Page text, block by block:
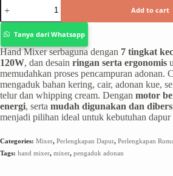
Add to cart
Tanya dari Whatsapp
Hand Mixer serbaguna dengan 7 tingkat
120W, dan desain ringan serta ergonomis
memudahkan proses pencampuran adonan.
mengaduk bahan kering, cair, adonan kue,
telur dan whipping cream. Dengan motor
energi, serta mudah digunakan dan
menjadi pilihan ideal untuk kebutuhan dapur
Categories: Mixer, Perlengkapan Dapur, Perlengkapan
Tags: hand mixer, mixer, pengaduk adonan